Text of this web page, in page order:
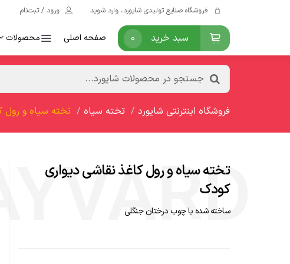
فروشگاه صنایع تولیدی شایورد، وارد شوید ورود / ثبت‌نام
صفحه اصلی محصولات سبد خرید 0
جستجو در محصولات شایورد...
فروشگاه اینترنتی شایورد تخته سیاه تخته سیاه و رول
تخته سیاه و رول کاغذ نقاشی دیواری
کودک
ساخته شده با چوب درختان جنگلی